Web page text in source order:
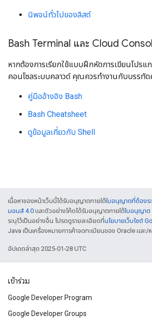
นิพจน์ทั่วไปของลิสต์
Bash Terminal และ Cloud
หากต้องการเรียกใช้แบบฝึกหัดการเขียนโปรแ
คอนโซลระบบคลาวด์ คุณควรทํางานกับบรรทัด
คู่มืออ้างอิง Bash
Bash Cheatsheet
ดูข้อมูลเกี่ยวกับ Shell
เนื้อหาของหน้าเว็บนี้ได้รับอนุญาตภายใต้ใบอนุญาตที่ต้องร
มอนส์ 4.0 และตัวอย่างโค้ดได้รับอนุญาตภายใต้ใบอนุญาต
ระบุไว้เป็นอย่างอื่น โปรดดูรายละเอียดที่นโยบายเว็บไซต์
Java เป็นเครื่องหมายการค้าจดทะเบียนของ Oracle และ/
อัปเดตล่าสุด 2025-01-28 UTC
เข้าร่วม
Google Developer Program
Google Developer Groups